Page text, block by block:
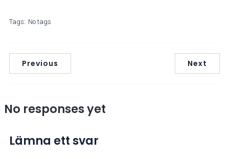
Tags: No tags
Previous Next
No responses yet
Lämna ett svar